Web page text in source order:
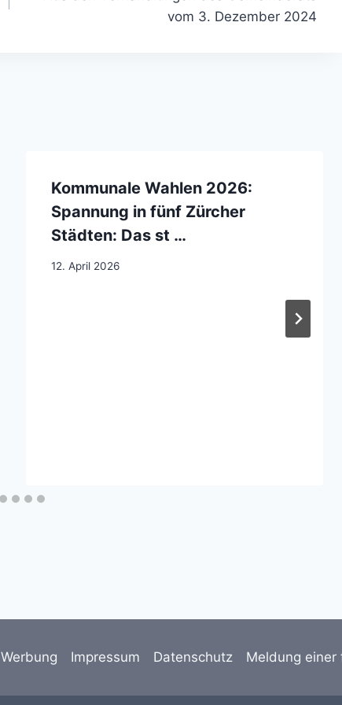
vom 3. Dezember 2024
Kommunale Wahlen 2026:
Spannung in fünf Zürcher
Städten: Das st …
12. April 2026
Werbung Impressum Datenschutz Meldung einer